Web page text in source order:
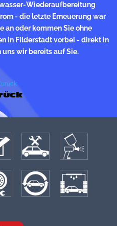
Wiederaufbereitung
- die letzte Erneuerung war
an oder kommen Sie ohne
in Filderstadt vorbei - direkt in
wir bereits auf Sie.